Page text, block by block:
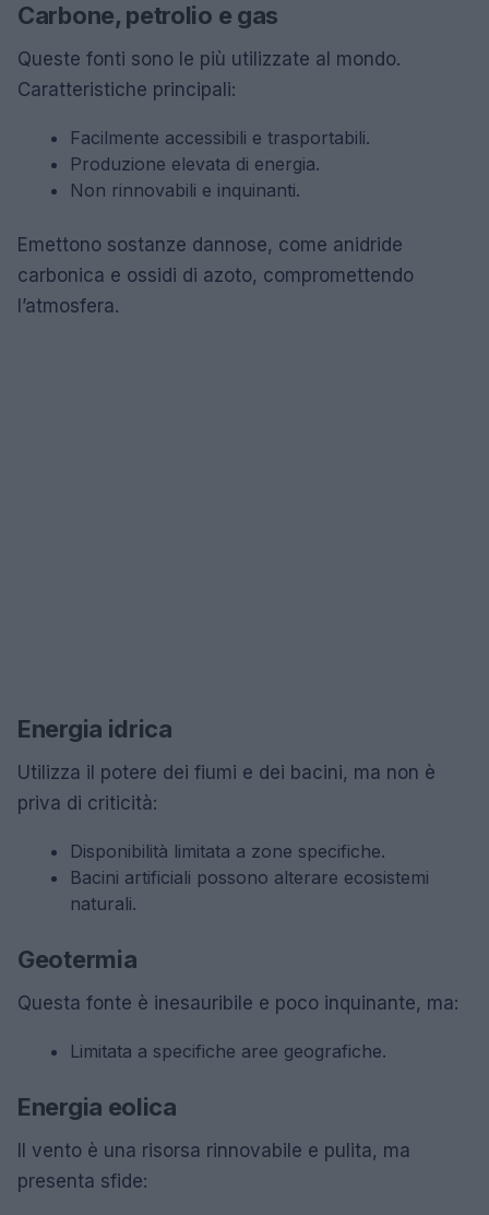
Carbone, petrolio e gas
Queste fonti sono le più utilizzate al mondo.
Caratteristiche principali:
Facilmente accessibili e trasportabili.
Produzione elevata di energia.
Non rinnovabili e inquinanti.
Emettono sostanze dannose, come anidride
carbonica e ossidi di azoto, compromettendo
l’atmosfera.
Energia idrica
Utilizza il potere dei fiumi e dei bacini, ma non è
priva di criticità:
Disponibilità limitata a zone specifiche.
Bacini artificiali possono alterare ecosistemi
naturali.
Geotermia
Questa fonte è inesauribile e poco inquinante, ma:
Limitata a specifiche aree geografiche.
Energia eolica
Il vento è una risorsa rinnovabile e pulita, ma
presenta sfide: